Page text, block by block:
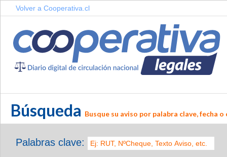
Volver a Cooperativa.cl
Búsqueda Busque su aviso por palabra clave, fecha
Palabras clave: